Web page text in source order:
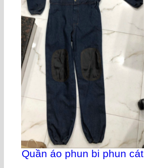
Quần áo phun bi phun cát